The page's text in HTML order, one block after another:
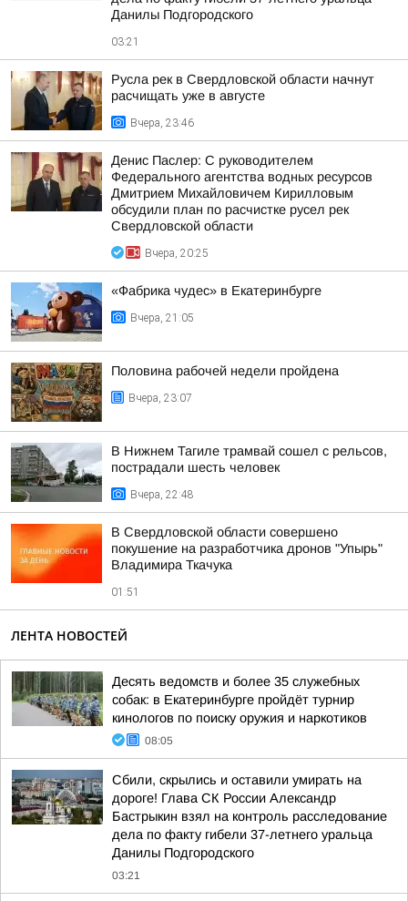
Данилы Подгородского
03:21
Русла рек в Свердловской области начнут
расчищать уже в августе
Вчера, 23:46
Денис Паслер: С руководителем
Федерального агентства водных ресурсов
Дмитрием Михайловичем Кирилловым
обсудили план по расчистке русел рек
Свердловской области
Вчера, 20:25
«Фабрика чудес» в Екатеринбурге
Вчера, 21:05
Половина рабочей недели пройдена
Вчера, 23:07
В Нижнем Тагиле трамвай сошел с рельсов,
пострадали шесть человек
Вчера, 22:48
В Свердловской области совершено
покушение на разработчика дронов "Упырь"
Владимира Ткачука
01:51
ЛЕНТА НОВОСТЕЙ
Десять ведомств и более 35 служебных
собак: в Екатеринбурге пройдёт турнир
кинологов по поиску оружия и наркотиков
08:05
Сбили, скрылись и оставили умирать на
дороге! Глава СК России Александр
Бастрыкин взял на контроль расследование
дела по факту гибели 37-летнего уральца
Данилы Подгородского
03:21